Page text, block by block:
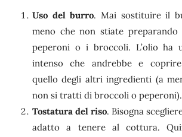
Uso del burro. Mai sostituire il
meno che non stiate
peperoni o i broccoli. L’olio ha
intenso che andrebbe e coprire
quello degli altri ingredienti (a
non si tratti di broccoli o peperoni).
Tostatura del riso. Bisogna
adatto a tenere al cottura.